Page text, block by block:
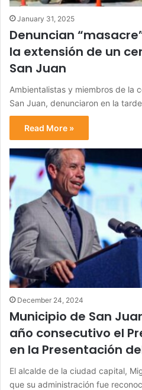
January 31, 2025
Denuncian
la extensión de un
San Juan
Ambientalistas y miembros de la
San Juan, denunciaron en la
Read More »
December 24, 2024
Municipio de San
año consecutivo el
en la Presentación
El alcalde de la ciudad capital,
que su administración fue